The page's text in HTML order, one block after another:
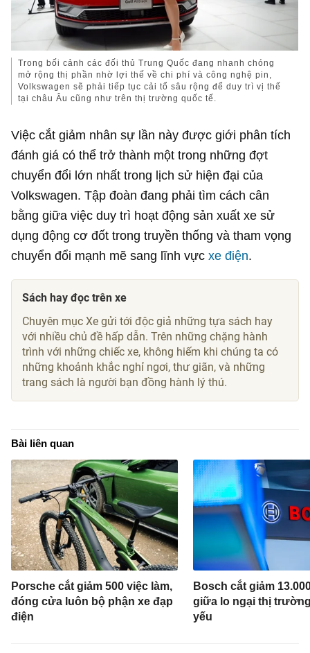
Trong bối cảnh các đối thủTrung Quốc đang nhanh chóng
mở rộng thị phần nhờ lợi thế về chi phí và công nghệ pin,
Volkswagen sẽ phải tiếp tục cải tổ sâu rộng để duy trì vị thế
tạichâu Âu cũng như trên thị trường quốc tế.
Việc cắt giảm nhân sự lần này được giới phân tích
đánh giá có thể trở thành một trong những đợt
chuyển đổi lớn nhất trong lịch sử hiện đại của
Volkswagen. Tập đoàn đang phải tìm cách cân
bằng giữa việc duy trì hoạt động sản xuất xe sử
dụng động cơ đốt trong truyền thống và tham vọng
chuyển đổi mạnh mẽ sang lĩnh vựcxe điện.
Sách hay đọc trên xe
Chuyên mục Xe gửi tới độc giả những tựa sách hay
với nhiều chủ đề hấp dẫn. Trên những chặng hành
trình với những chiếc xe, không hiếm khi chúng ta có
những khoảnh khắc nghỉ ngơi, thư giãn, và những
trang sách là người bạn đồng hành lý thú.
Bài liên quan
Porsche cắt giảm 500 việc làm,
đóng cửa luôn bộ phận xe đạp
điện
Bosch cắt giảm
giữa lo ngại thị
yếu